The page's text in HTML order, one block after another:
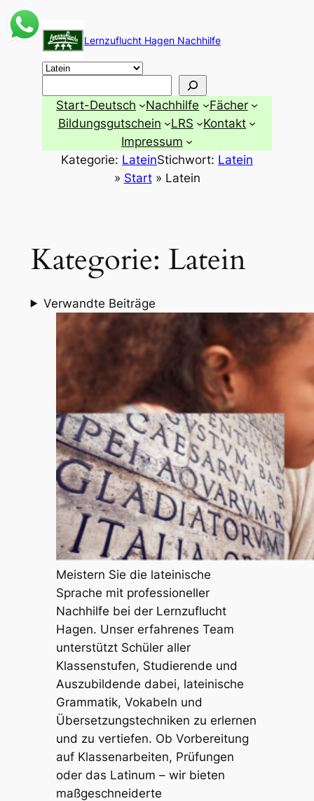
Zum
Inhalt
springen
Lernzuflucht Hagen Nachhilfe
Start-Deutsch Nachhilfe
Fächer
Bildungsgutschein
LRS
Kontakt
Impressum
Kategorie: LateinStichwort: Latein
» Start» Latein
Kategorie: Latein
Verwandte Beiträge
Meistern Sie die lateinische
Sprache mit professioneller
Nachhilfe bei der Lernzuflucht
Hagen. Unser erfahrenes Team
unterstützt Schüler aller
Klassenstufen, Studierende und
Auszubildende dabei, lateinische
Grammatik, Vokabeln und
Übersetzungstechniken zu erlernen
und zu vertiefen. Ob Vorbereitung
auf Klassenarbeiten, Prüfungen
oder das Latinum – wir bieten
maßgeschneiderte